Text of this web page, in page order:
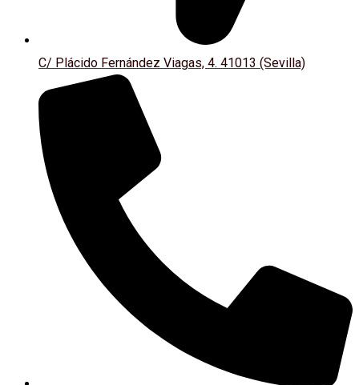
C/ Plácido Fernández Viagas, 4. 41013 (Sevilla)